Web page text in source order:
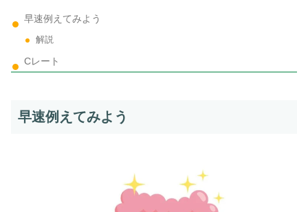
早速例えてみよう
解説
Cレート
早速例えてみよう